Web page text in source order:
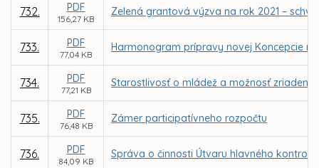
732. PDF
156,27 KB
Zelená grantová výzva na rok 2021 –
733. PDF
77,04 KB
Harmonogram prípravy novej Koncepcie
734. PDF
77,21 KB
Starostlivosť o mládež a možnosť
735. PDF
76,48 KB
Zámer participatívneho rozpočtu
736. PDF
84,09 KB
Správa o činnosti Útvaru hlavného